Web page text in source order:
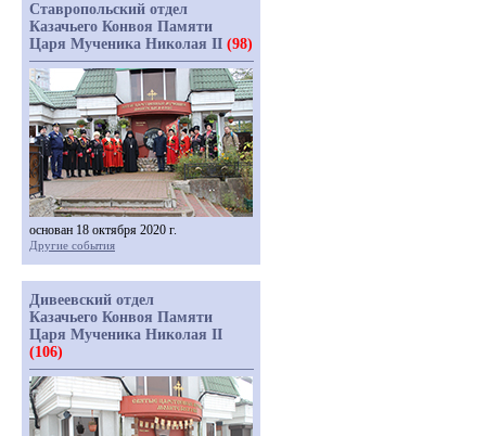
Ставропольский отдел
Казачьего Конвоя Памяти
Царя Мученика Николая II (98)
основан 18 октября 2020 г.
Другие события
Дивеевский отдел
Казачьего Конвоя Памяти
Царя Мученика Николая II
(106)